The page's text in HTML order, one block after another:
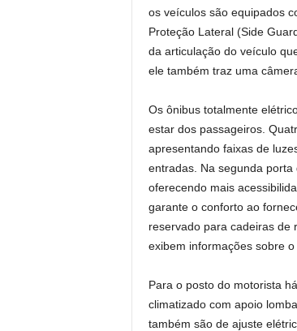
os veículos são equipados
Proteção Lateral (Side
da articulação do veículo
ele também traz uma
Os ônibus totalmente
estar dos passageiros.
apresentando faixas de
entradas. Na segunda
oferecendo mais
garante o conforto ao
reservado para cadeiras de
exibem informações sobre
Para o posto do motorista
climatizado com apoio
também são de ajuste